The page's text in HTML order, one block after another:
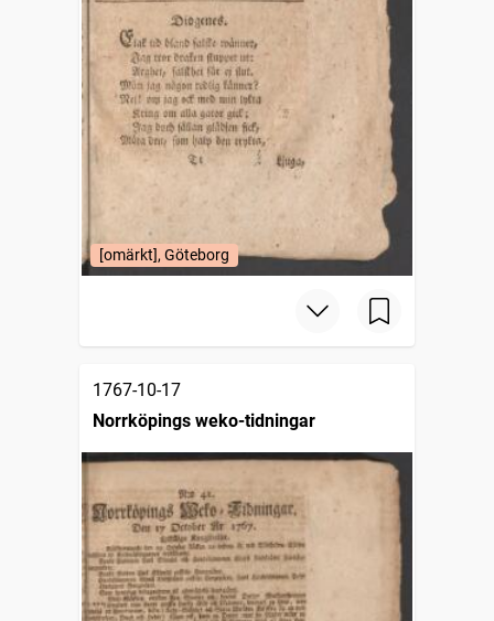
[omärkt], Göteborg
1767-10-17
Norrköpings weko-tidningar